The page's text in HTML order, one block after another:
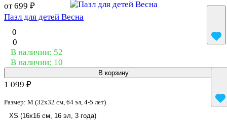
от 699 ₽
Пазл для детей Весна
0
0
В наличии: 52
В наличии: 10
В корзину
1 099 ₽
Размер: M (32x32 см, 64 эл, 4-5 лет)
XS (16x16 см, 16 эл, 3 года)